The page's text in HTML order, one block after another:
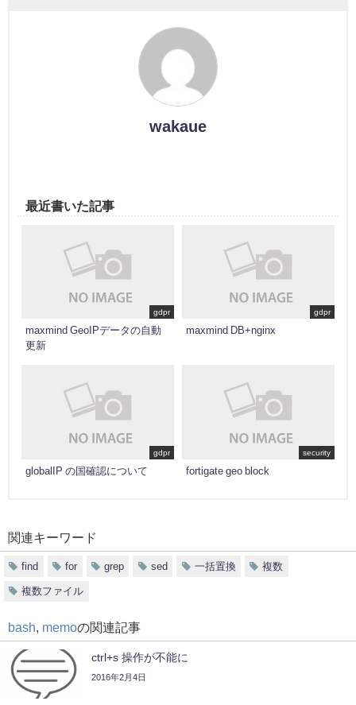
wakaue
最近書いた記事
gdpr
maxmind GeoIPデータの自動
更新
gdpr
maxmind DB+nginx
gdpr
globalIP の国確認について
security
fortigate geo block
関連キーワード
find for grep sed 一括置換 複数
複数ファイル
bash, memoの関連記事
ctrl+s 操作が不能に
2016年2月4日